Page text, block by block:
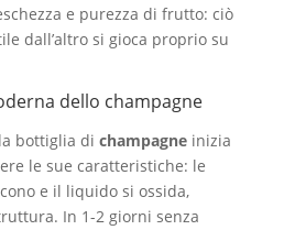
e purezza di frutto: ciò
dall’altro si gioca proprio su
dello champagne
bottiglia di champagneinizia
le sue caratteristiche: le
e il liquido si ossida,
In 1-2 giorni senza